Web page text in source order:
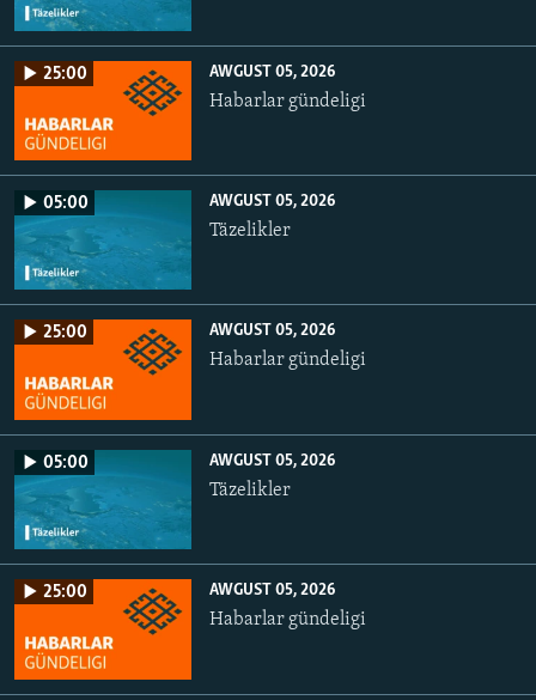
25:00 AWGUST 05, 2026
Habarlar gündeligi
05:00 AWGUST 05, 2026
Täzelikler
25:00 AWGUST 05, 2026
Habarlar gündeligi
05:00 AWGUST 05, 2026
Täzelikler
25:00 AWGUST 05, 2026
Habarlar gündeligi